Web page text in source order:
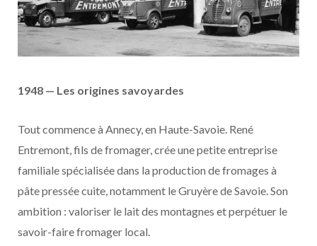
1948 — Les origines savoyardes
Tout commence à Annecy, en Haute-Savoie. René
Entremont, fils de fromager, crée une petite entreprise
familiale spécialisée dans la production de fromages à
pâte pressée cuite, notamment le Gruyère de Savoie. Son
ambition : valoriser le lait des montagnes et perpétuer le
savoir-faire fromager local.